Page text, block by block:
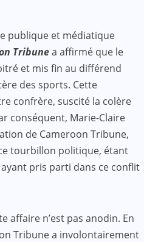
publique et médiatique
Tribunea affirmé que le
et mis fin au différend
des sports. Cette
confrère, suscité la colère
conséquent, Marie-Claire
de Cameroon Tribune,
tourbillon politique, étant
pris parti dans ce conflit
affaire n’est pas anodin. En
Tribune a involontairement